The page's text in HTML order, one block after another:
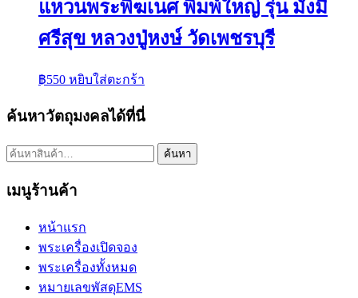
แหวนพระพิฆเนศ พิมพ์ใหญ่ รุ่น มั่งมี
ศรีสุข หลวงปู่หงษ์ วัดเพชรบุรี
฿550 หยิบใส่ตะกร้า
ค้นหาวัตถุมงคลได้ที่นี่
ค้นหา: ค้นหา
เมนูร้านค้า
หน้าแรก
พระเครื่องเปิดจอง
พระเครื่องทั้งหมด
หมายเลขพัสดุEMS